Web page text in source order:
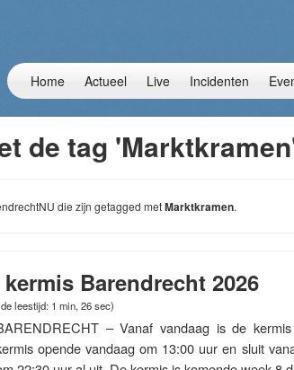
Home Actueel Live Incidenten
de tag
die zijn getagged metMarktkramen.
Barendrecht 2026
leestijd: 1 min, 26 sec)
– Vanaf vandaag is de
opende vandaag om 13:00 uur en sluit